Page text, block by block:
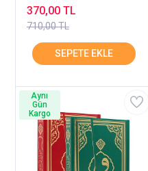
710,00 TL
370,00 TL
Aynı
Gün
Kargo